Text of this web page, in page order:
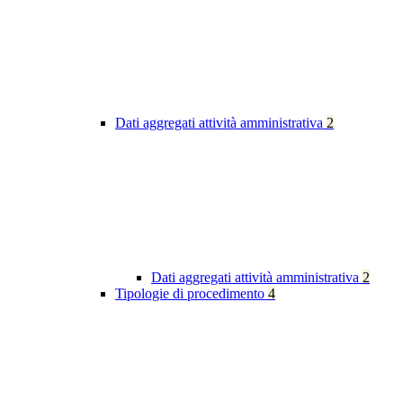
Dati aggregati attività amministrativa 2
Dati aggregati attività amministrativa 2
Tipologie di procedimento 4